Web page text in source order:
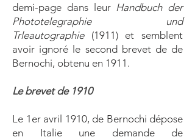
demi-page dans leur Handbuch der
Phototelegraphie und
Trleautographie(1911) et semblent
avoir ignoré le second brevet de de
Bernochi, obtenu en 1911.
Le brevet de 1910
​Le 1er avril 1910, de Bernochi dépose
en Italie une demande de